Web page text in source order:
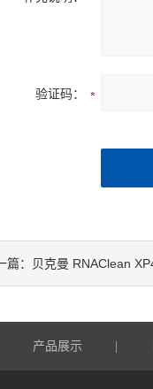
验证码：
篇： 贝克曼 RNAClean
产品展示